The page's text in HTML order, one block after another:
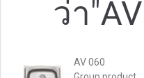
ว่า
AV 060